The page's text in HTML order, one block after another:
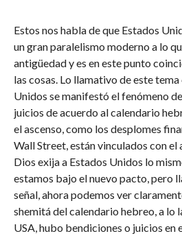
Estos nos habla de que Estados
un gran paralelismo moderno a lo
antigüedad y es en este punto
las cosas. Lo llamativo de este tema
Unidos se manifestó el fenómeno
juicios de acuerdo al calendario
el ascenso, como los desplomes
Wall Street, están vinculados con el
Dios exija a Estados Unidos lo
estamos bajo el nuevo pacto, pero
señal, ahora podemos ver
shemitá del calendario hebreo, a lo
USA, hubo bendiciones o juicios en